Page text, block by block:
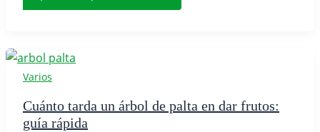
Varios
Cuánto tarda un árbol de palta en dar frutos:
guía rápida